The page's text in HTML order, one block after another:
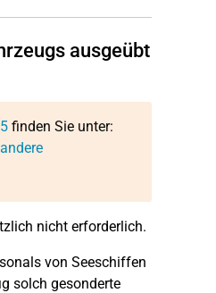
ausgeübt
finden Sie unter:
nicht erforderlich.
von Seeschiffen
solch gesonderte